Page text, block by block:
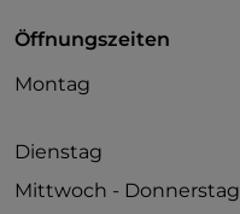
Öffnungszeiten
Montag
Dienstag
Mittwoch - Donnerstag